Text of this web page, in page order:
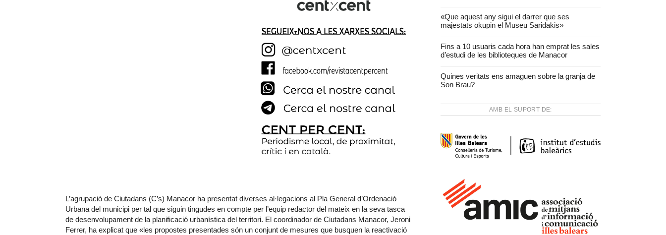
L’agrupació de Ciutadans (C’s) Manacor ha presentat diverses al·legacions al Pla General d’Ordenació
Urbana del municipi per tal que siguin tingudes en compte per l’equip redactor del mateix en la seva tasca
de desenvolupament de la planificació urbanística del territori. El coordinador de Ciutadans Manacor, Jeroni
Ferrer, ha explicat que «les propostes presentades són un conjunt de mesures que busquen la reactivació
«Que aquest any sigui el darrer que ses
majestats okupin el Museu Saridakis»
Fins a 10 usuaris cada hora han emprat les sales
d’estudi de les biblioteques de Manacor
Quines veritats ens amaguen sobre la granja de
Son Brau?
AMB EL SUPORT DE: